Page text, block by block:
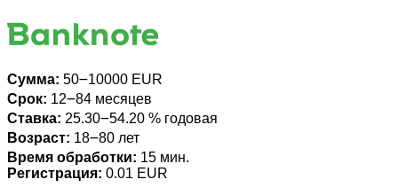
Сумма: 50౼10000 EUR
Срок: 12౼84 месяцев
Ставка: 25.30౼54.20 % годовая
Возраст: 18౼80 лет
Время обработки: 15 мин.
Регистрация: 0.01 EUR